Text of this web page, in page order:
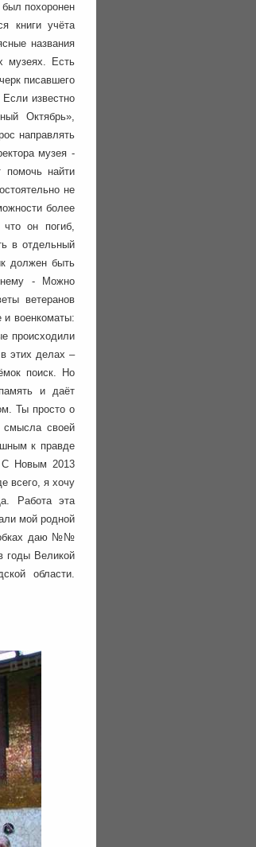
похоронен
книги учёта
названия
музеях. Есть
писавшего
известно
Октябрь»,
направлять
музея -
помочь найти
не
более
он погиб,
в отдельный
должен быть
нему - Можно
ветеранов
и военкоматы:
происходили
этих делах –
поиск. Но
и даёт
Ты просто о
своей
к правде
С Новым 2013
всего, я хочу
Работа эта
мой родной
даю №№
годы Великой
области.